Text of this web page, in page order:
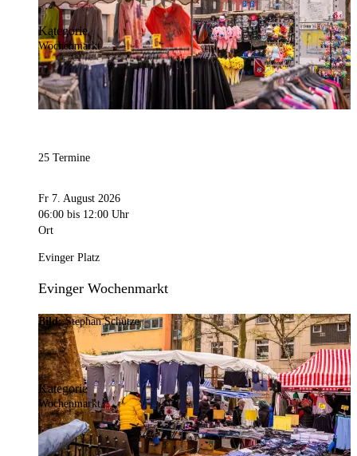
Kategorie
Wochenmarkt
25 Termine
Fr 7. August 2026
06:00 bis 12:00 Uhr
Ort
Evinger Platz
Evinger Wochenmarkt
Bild:Stephan Schütze
Kategorie
Wochenmarkt